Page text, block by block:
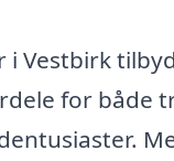
i Vestbirk
for både